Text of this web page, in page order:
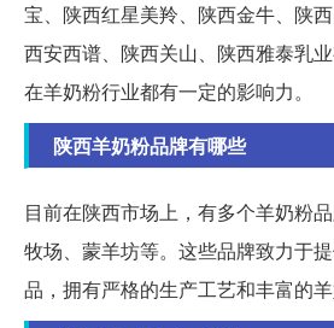
宝、陕西红星美羚、陕西金牛、陕西
西安西谱、陕西关山、陕西雅泰乳
在羊奶粉行业都有一定的影响力。
陕西羊奶粉品牌有哪些
目前在陕西市场上，有多个羊奶粉
牧场、蒙羊坊等。这些品牌致力于
品，拥有严格的生产工艺和丰富的羊